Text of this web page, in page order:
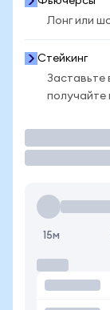
Лонг или
Стейкинг
Заставьте
получайте
15м